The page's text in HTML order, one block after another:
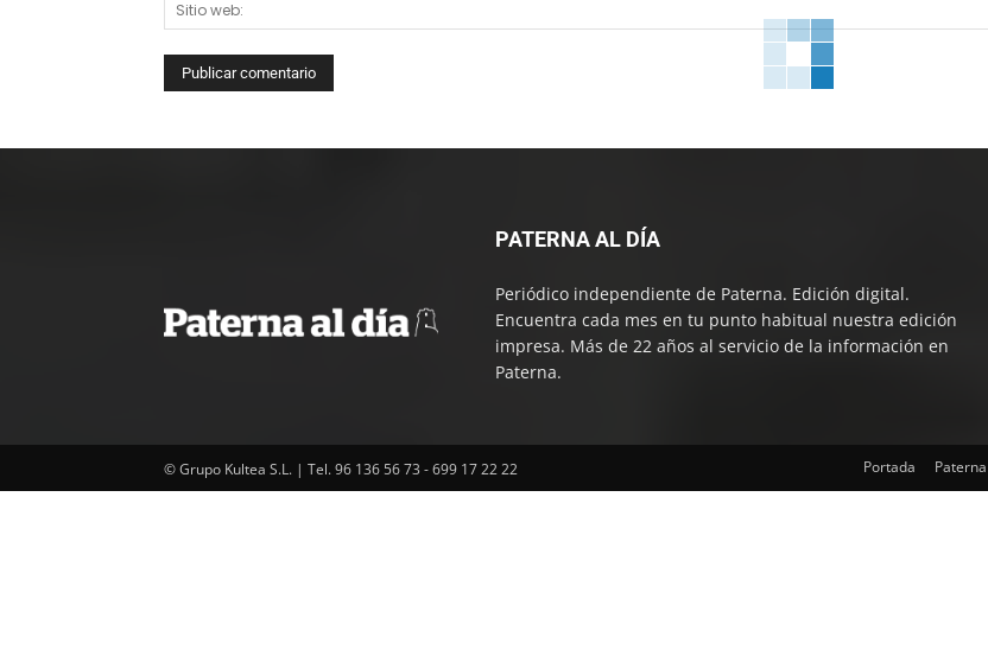
PATERNA AL DÍA
Periódico independiente de Paterna. Edición digital.
Encuentra cada mes en tu punto habitual nuestra edición
impresa. Más de 22 años al servicio de la información en
Paterna.
© Grupo Kultea S.L. | Tel. 96 136 56 73 - 699 17 22 22 Portada Paterna